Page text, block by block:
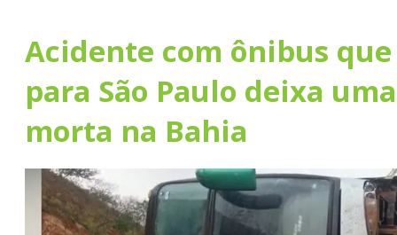
Acidente com ônibus
para São Paulo deixa
morta na Bahia